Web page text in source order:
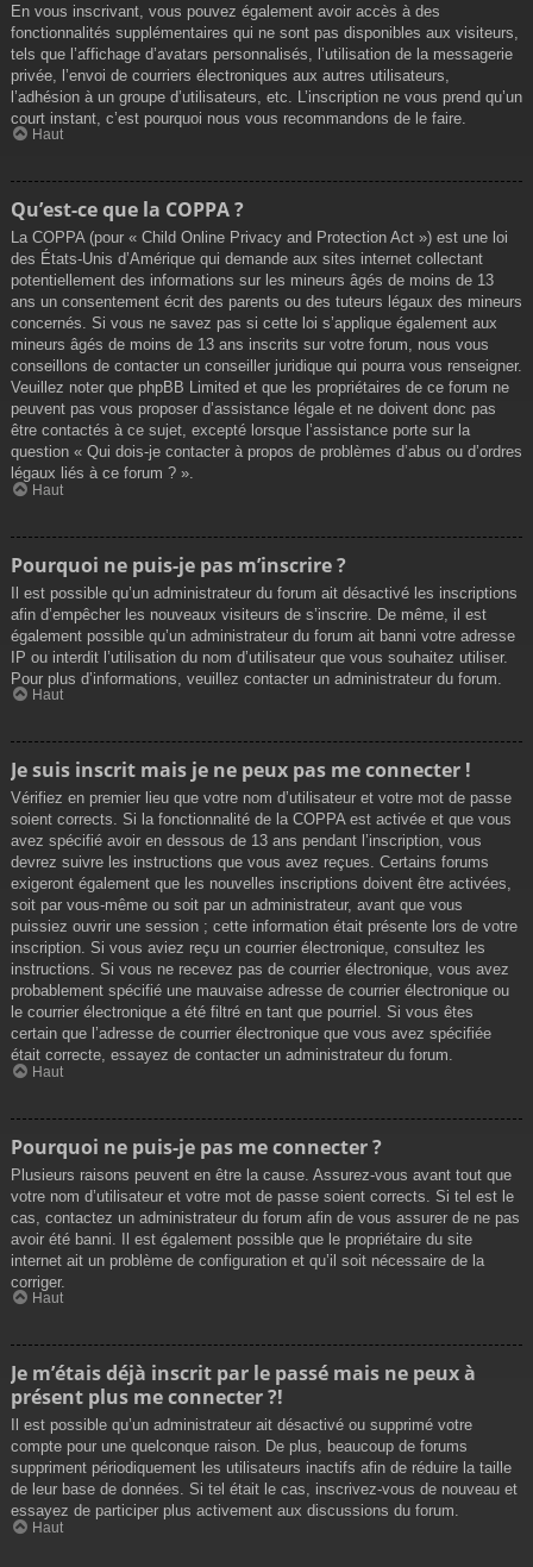
En vous inscrivant, vous pouvez également avoir accès à des
fonctionnalités supplémentaires qui ne sont pas disponibles aux visiteurs,
tels que l’affichage d’avatars personnalisés, l’utilisation de la messagerie
privée, l’envoi de courriers électroniques aux autres utilisateurs,
l’adhésion à un groupe d’utilisateurs, etc. L’inscription ne vous prend qu’un
court instant, c’est pourquoi nous vous recommandons de le faire.
Haut
Qu’est-ce que la COPPA ?
La COPPA (pour « Child Online Privacy and Protection Act ») est une loi
des États-Unis d’Amérique qui demande aux sites internet collectant
potentiellement des informations sur les mineurs âgés de moins de 13
ans un consentement écrit des parents ou des tuteurs légaux des mineurs
concernés. Si vous ne savez pas si cette loi s’applique également aux
mineurs âgés de moins de 13 ans inscrits sur votre forum, nous vous
conseillons de contacter un conseiller juridique qui pourra vous renseigner.
Veuillez noter que phpBB Limited et que les propriétaires de ce forum ne
peuvent pas vous proposer d’assistance légale et ne doivent donc pas
être contactés à ce sujet, excepté lorsque l’assistance porte sur la
question « Qui dois-je contacter à propos de problèmes d’abus ou d’ordres
légaux liés à ce forum ? ».
Haut
Pourquoi ne puis-je pas m’inscrire ?
Il est possible qu’un administrateur du forum ait désactivé les inscriptions
afin d’empêcher les nouveaux visiteurs de s’inscrire. De même, il est
également possible qu’un administrateur du forum ait banni votre adresse
IP ou interdit l’utilisation du nom d’utilisateur que vous souhaitez utiliser.
Pour plus d’informations, veuillez contacter un administrateur du forum.
Haut
Je suis inscrit mais je ne peux pas me connecter !
Vérifiez en premier lieu que votre nom d’utilisateur et votre mot de passe
soient corrects. Si la fonctionnalité de la COPPA est activée et que vous
avez spécifié avoir en dessous de 13 ans pendant l’inscription, vous
devrez suivre les instructions que vous avez reçues. Certains forums
exigeront également que les nouvelles inscriptions doivent être activées,
soit par vous-même ou soit par un administrateur, avant que vous
puissiez ouvrir une session ; cette information était présente lors de votre
inscription. Si vous aviez reçu un courrier électronique, consultez les
instructions. Si vous ne recevez pas de courrier électronique, vous avez
probablement spécifié une mauvaise adresse de courrier électronique ou
le courrier électronique a été filtré en tant que pourriel. Si vous êtes
certain que l’adresse de courrier électronique que vous avez spécifiée
était correcte, essayez de contacter un administrateur du forum.
Haut
Pourquoi ne puis-je pas me connecter ?
Plusieurs raisons peuvent en être la cause. Assurez-vous avant tout que
votre nom d’utilisateur et votre mot de passe soient corrects. Si tel est le
cas, contactez un administrateur du forum afin de vous assurer de ne pas
avoir été banni. Il est également possible que le propriétaire du site
internet ait un problème de configuration et qu’il soit nécessaire de la
corriger.
Haut
Je m’étais déjà inscrit par le passé mais ne peux à
présent plus me connecter ?!
Il est possible qu’un administrateur ait désactivé ou supprimé votre
compte pour une quelconque raison. De plus, beaucoup de forums
suppriment périodiquement les utilisateurs inactifs afin de réduire la taille
de leur base de données. Si tel était le cas, inscrivez-vous de nouveau et
essayez de participer plus activement aux discussions du forum.
Haut